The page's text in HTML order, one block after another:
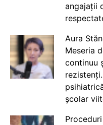
angajații
Aura
Meseria
continuu
școlar